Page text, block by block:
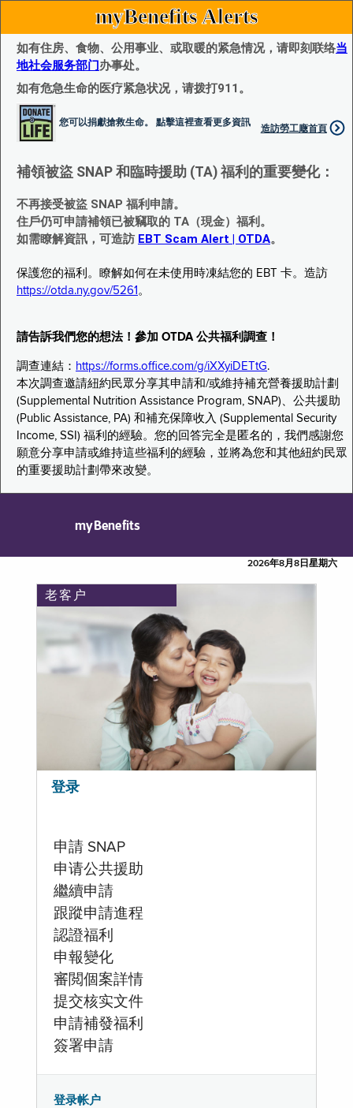
myBenefits Alerts
如有住房、食物、公用事业、或取暖的紧急情况，请即刻联络当
地社会服务部门办事处。
如有危急生命的医疗紧急状况，请拨打911。
您可以捐獻搶救生命。 點擊這裡查看更多資訊
造訪勞工廰首頁
補領被盜 SNAP 和臨時援助 (TA) 福利的重要變化：
不再接受被盜 SNAP 福利申請。
住戶仍可申請補領已被竊取的 TA（現金）福利。
如需瞭解資訊，可造訪 EBT Scam Alert | OTDA。
保護您的福利。瞭解如何在未使用時凍結您的 EBT 卡。造訪
https://otda.ny.gov/5261 。
請告訴我們您的想法！參加 OTDA 公共福利調查！
調查連結： https://forms.office.com/g/iXXyiDETtG.
本次調查邀請紐約民眾分享其申請和/或維持補充營養援助計劃
(Supplemental Nutrition Assistance Program, SNAP)、公共援助
(Public Assistance, PA) 和補充保障收入 (Supplemental Security
Income, SSI) 福利的經驗。您的回答完全是匿名的，我們感謝您
願意分享申請或維持這些福利的經驗，並將為您和其他紐約民眾
的重要援助計劃帶來改變。
myBenefits
2026年8月8日星期六
老客户
登录
申請 SNAP
申请公共援助
繼續申請
跟蹤申請進程
認證福利
申報變化
審閲個案詳情
提交核实文件
申請補發福利
簽署申請
登录帐户